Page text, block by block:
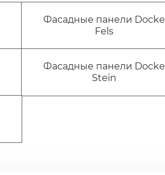
Фасадные панели Docke
Fels
Фасадные панели Docke
Stein